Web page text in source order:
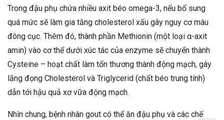
Trong đậu phụ chứa nhiều axit béo omega-3, nếu bổ sung
quá mức sẽ làm gia tăng cholesterol xấu gây nguy cơ máu
đông cục. Thêm đó, thành phần Methionin (một loại α-axit
amin) vào cơ thể dưới xúc tác của enzyme sẽ chuyển thành
Cysteine – hoạt chất làm tổn thương thành động mạch, gây
lắng đọng Cholesterol và Triglycerid (chất béo trung tính)
dẫn tới hậu quả xơ vữa động mạch.
Nhìn chung, bệnh nhân gout có thể ăn đậu phụ và các chế